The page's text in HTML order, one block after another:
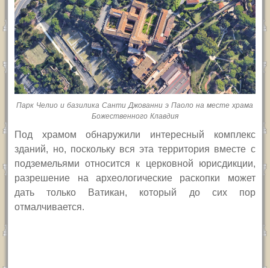
Парк Челио и базилика Санти Джованни э Паоло на месте храма
Божественного Клавдия
Под храмом обнаружили интересный комплекс
зданий, но, поскольку вся эта территория вместе с
подземельями относится к церковной юрисдикции,
разрешение на археологические раскопки может
дать только Ватикан, который до сих пор
отмалчивается.